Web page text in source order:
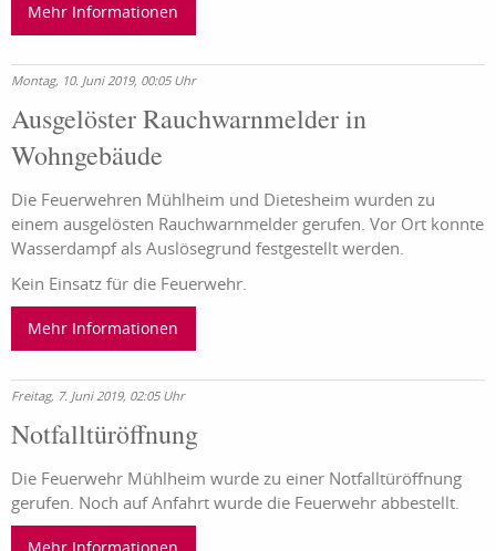
Mehr Informationen
Montag, 10. Juni 2019, 00:05 Uhr
Ausgelöster Rauchwarnmelder in
Wohngebäude
Die Feuerwehren Mühlheim und Dietesheim wurden zu
einem ausgelösten Rauchwarnmelder gerufen. Vor Ort konnte
Wasserdampf als Auslösegrund festgestellt werden.
Kein Einsatz für die Feuerwehr.
Mehr Informationen
Freitag, 7. Juni 2019, 02:05 Uhr
Notfalltüröffnung
Die Feuerwehr Mühlheim wurde zu einer Notfalltüröffnung
gerufen. Noch auf Anfahrt wurde die Feuerwehr abbestellt.